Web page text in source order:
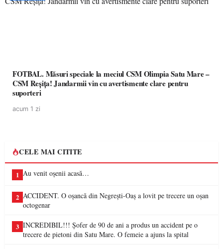
FOTBAL. Măsuri speciale la meciul CSM Olimpia Satu Mare –
CSM Reșița! Jandarmii vin cu avertismente clare pentru
suporteri
acum 1 zi
CELE MAI CITITE
1 Au venit oșenii acasă…
2 ACCIDENT. O oșancă din Negrești-Oaș a lovit pe trecere un oșan
octogenar
3 INCREDIBIL!!! Șofer de 90 de ani a produs un accident pe o
trecere de pietoni din Satu Mare. O femeie a ajuns la spital